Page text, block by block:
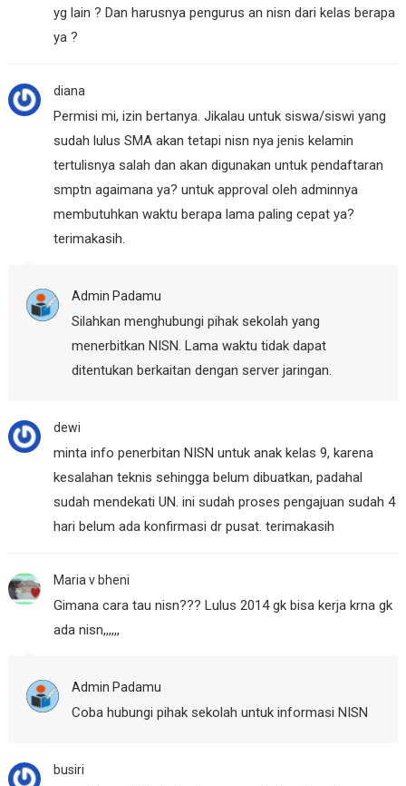
yg lain ? Dan harusnya pengurus an nisn dari kelas berapa
ya ?
diana
Permisi mi, izin bertanya. Jikalau untuk siswa/siswi yang
sudah lulus SMA akan tetapi nisn nya jenis kelamin
tertulisnya salah dan akan digunakan untuk pendaftaran
smptn agaimana ya? untuk approval oleh adminnya
membutuhkan waktu berapa lama paling cepat ya?
terimakasih.
Admin Padamu
Silahkan menghubungi pihak sekolah yang
menerbitkan NISN. Lama waktu tidak dapat
ditentukan berkaitan dengan server jaringan.
dewi
minta info penerbitan NISN untuk anak kelas 9, karena
kesalahan teknis sehingga belum dibuatkan, padahal
sudah mendekati UN. ini sudah proses pengajuan sudah 4
hari belum ada konfirmasi dr pusat. terimakasih
Maria v bheni
Gimana cara tau nisn??? Lulus 2014 gk bisa kerja krna gk
ada nisn,,,,,,
Admin Padamu
Coba hubungi pihak sekolah untuk informasi NISN
busiri